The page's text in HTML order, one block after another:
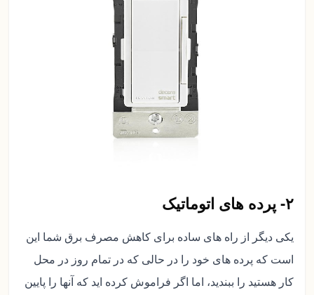
۲- پرده های اتوماتیک
یکی دیگر از راه های ساده برای کاهش مصرف برق شما این
است که پرده های خود را در حالی که در تمام روز در محل
کار هستید را ببندید، اما اگر فراموش کرده اید که آنها را پایین